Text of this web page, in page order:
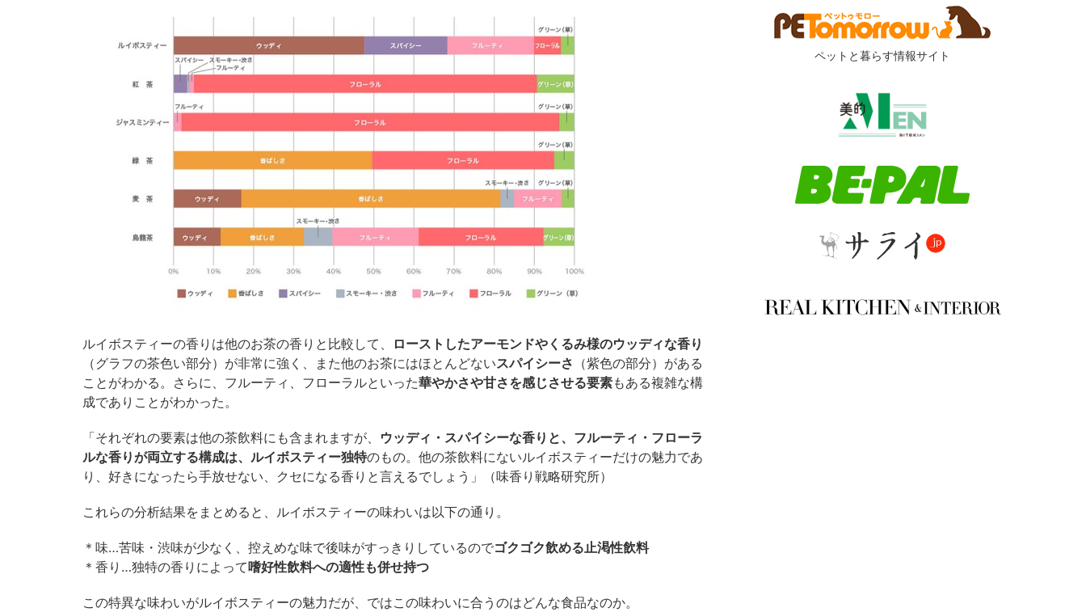
ルイボスティーの香りは他のお茶の香りと比較して、
ローストしたアーモンドやくるみ様のウッディな香り
（グラフの茶色い部分）が非常に強く、また他のお茶にはほとんどないスパイシーさ （紫色の部分）がある
ことがわかる。さらに、フルーティ、フローラルといった華やかさや甘さを感じさせる要素もある複雑な構
成でありことがわかった。
「それぞれの要素は他の茶飲料にも含まれますが、 ウッディ・スパイシーな香りと、フルーティ・フローラ
ルな香りが両立する構成は、ルイボスティー独特のもの。他の茶飲料にないルイボスティーだけの魅力であ
り、好きになったら手放せない、クセになる香りと言えるでしょう」（味香り戦略研究所）
これらの分析結果をまとめると、ルイボスティーの味わいは以下の通り。
＊味…苦味・渋味が少なく、控えめな味で後味がすっきりしているのでゴクゴク飲める止渇性飲料
＊香り…独特の香りによって嗜好性飲料への適性も併せ持つ
この特異な味わいがルイボスティーの魅力だが、ではこの味わいに合うのはどんな食品なのか。
ペットと暮らす情報サイト